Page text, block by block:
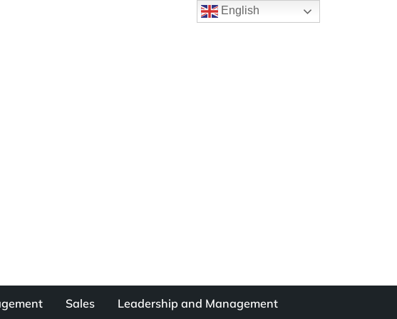
Sales Leadership and Management
English